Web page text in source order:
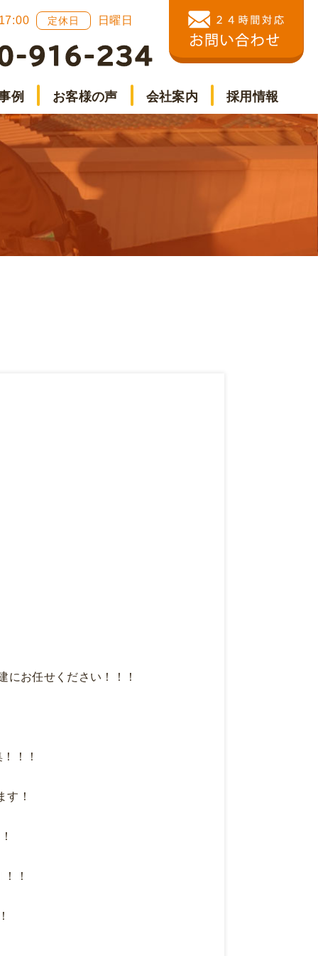
定休日 日曜日
例 お客様の声 会社案内 採用情報
にお任せください！！！
！！
！
！